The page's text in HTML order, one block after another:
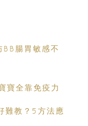
BB腸胃敏感不
寶全靠免疫力
教？5方法應